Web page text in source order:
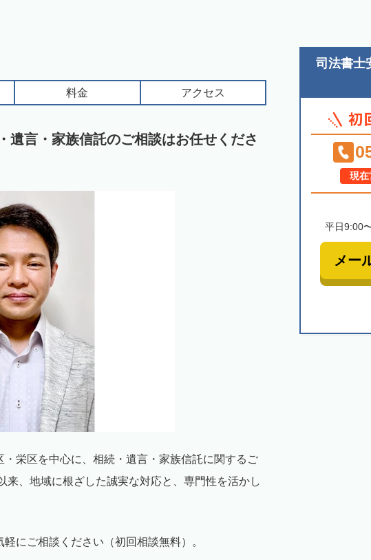
料金 アクセス
遺言・家族信託のご相談はお任せくださ
栄区を中心に、相続・遺言・家族信託に関するご
、地域に根ざした誠実な対応と、専門性を活かし
にご相談ください（初回相談無料）。
司法書士
現在
平日9:00
メー